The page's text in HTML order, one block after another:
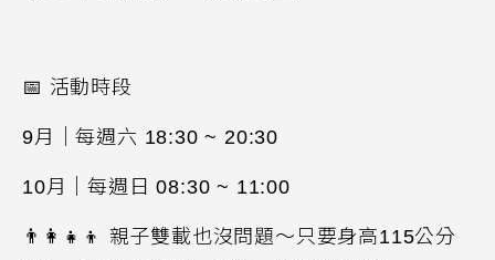
📅 活動時段
9月｜每週六 18:30 ~ 20:30
10月｜每週日 08:30 ~ 11:00
👨 親子雙載也沒問題～只要身高115公分